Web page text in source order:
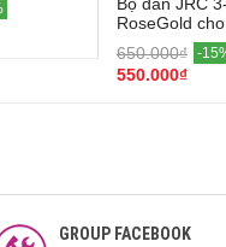
Bộ dán JRC
RoseGold
650.000₫ -
550.000₫
GROUP FACEBOOK